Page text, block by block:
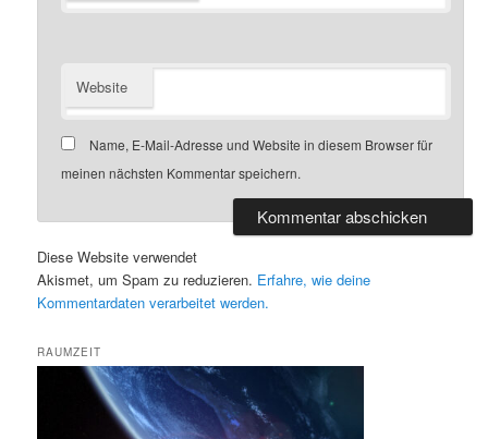
Website
Name, E-Mail-Adresse und Website in diesem Browser für
meinen nächsten Kommentar speichern.
Diese Website verwendet
Akismet, um Spam zu reduzieren. Erfahre, wie deine
Kommentardaten verarbeitet werden.
RAUMZEIT